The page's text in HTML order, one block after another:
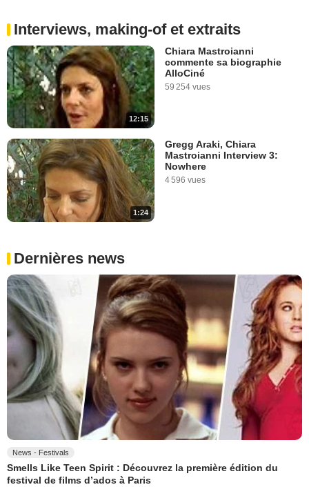
Interviews, making-of et extraits
12:15
Chiara Mastroianni
commente sa biographie
AlloCiné
59 254 vues
1:24
Gregg Araki, Chiara
Mastroianni Interview 3:
Nowhere
4 596 vues
Dernières news
News - Festivals
Smells Like Teen Spirit : Découvrez la première édition du
festival de films d’ados à Paris